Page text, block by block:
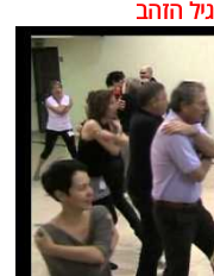
הזהב